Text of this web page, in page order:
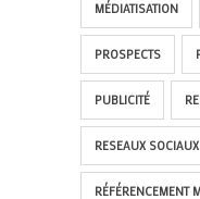
MÉDIATISATION
PROSPECTS
PUBLICITÉ
RESEAUX SOCIAUX
RÉFÉRENCEMENT